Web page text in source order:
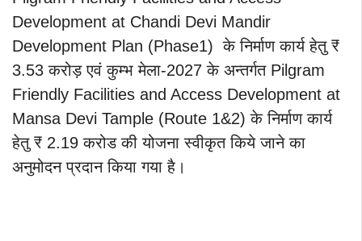
Development at Chandi Devi Mandir
Development Plan (Phase1) के निर्माण कार्य हेतु ₹
3.53 करोड़ एवं कुम्भ मेला-2027 के अन्तर्गत Pilgram
Friendly Facilities and Access Development at
Mansa Devi Tample (Route 1&2) के निर्माण कार्य
हेतु ₹ 2.19 करोड की योजना स्वीकृत किये जाने का
अनुमोदन प्रदान किया गया है।